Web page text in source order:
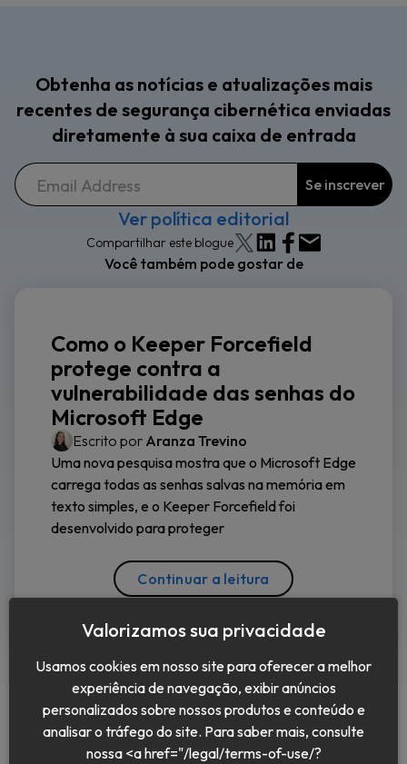
Obtenha as notícias e atualizações mais
recentes de segurança cibernética enviadas
diretamente à sua caixa de entrada
Ver política editorial
Compartilhar este blogue
Você também pode gostar de
Como o Keeper Forcefield
protege contra a
vulnerabilidade das senhas do
Microsoft Edge
Escrito por Aranza Trevino
Uma nova pesquisa mostra que o Microsoft Edge
carrega todas as senhas salvas na memória em
texto simples, e o Keeper Forcefield foi
desenvolvido para proteger
Continuar a leitura
Português (BR)
Valorizamos sua privacidade
Usamos cookies em nosso site para oferecer a melhor
experiência de navegação, exibir anúncios
personalizados sobre nossos produtos e conteúdo e
analisar o tráfego do site. Para saber mais, consulte
nossa <a href="/legal/terms-of-use/?